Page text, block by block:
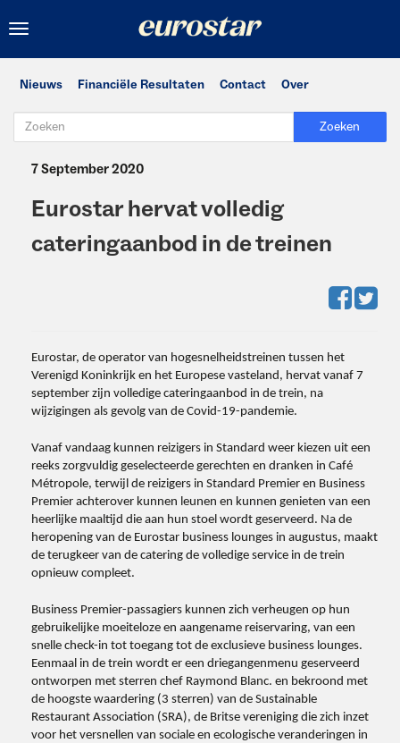
Toggle
Nieuws Financiële Resultaten Contact Over
Zoeken
7 September 2020
Eurostar hervat volledig
cateringaanbod in de treinen
Eurostar, de operator van hogesnelheidstreinen tussen het
Verenigd Koninkrijk en het Europese vasteland, hervat vanaf 7
september zijn volledige cateringaanbod in de trein, na
wijzigingen als gevolg van de Covid-19-pandemie.
Vanaf vandaag kunnen reizigers in Standard weer kiezen uit een
reeks zorgvuldig geselecteerde gerechten en dranken in Café
Métropole, terwijl de reizigers in Standard Premier en Business
Premier achterover kunnen leunen en kunnen genieten van een
heerlijke maaltijd die aan hun stoel wordt geserveerd. Na de
heropening van de Eurostar business lounges in augustus, maakt
de terugkeer van de catering de volledige service in de trein
opnieuw compleet.
Business Premier-passagiers kunnen zich verheugen op hun
gebruikelijke moeiteloze en aangename reiservaring, van een
snelle check-in tot toegang tot de exclusieve business lounges.
Eenmaal in de trein wordt er een driegangenmenu geserveerd
ontworpen met sterren chef Raymond Blanc. en bekroond met
de hoogste waardering (3 sterren) van de Sustainable
Restaurant Association (SRA), de Britse vereniging die zich inzet
voor het versnellen van sociale en ecologische veranderingen in